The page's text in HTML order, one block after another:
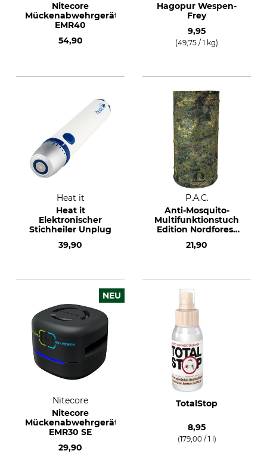
Nitecore
Mückenabwehrgerät
EMR40
54,90
Hagopur Wespen-
Frey
9,95
(49,75 / 1 kg)
Heat it
Heat it
Elektronischer
Stichheiler Unplug
39,90
P.A.C.
Anti-Mosquito-
Multifunktionstuch
Edition Nordforest
21,90
NEU
Nitecore
Nitecore
Mückenabwehrgerät
EMR30 SE
29,90
TotalStop
8,95
(179,00 / 1 l)